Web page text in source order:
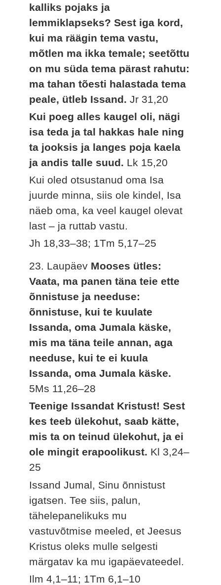
kalliks pojaks ja
lemmiklapseks? Sest iga kord,
kui ma räägin tema vastu,
mõtlen ma ikka temale; seetõttu
on mu süda tema pärast rahutu:
ma tahan tõesti halastada tema
peale, ütleb Issand.Jr 31,20
Kui poeg alles kaugel oli, nägi
isa teda ja tal hakkas hale ning
ta jooksis ja langes poja kaela
ja andis talle suud. Lk 15,20
Kui oled otsustanud oma Isa
juurde minna, siis ole kindel, Isa
näeb oma, ka veel kaugel olevat
last – ja ruttab vastu.
Jh 18,33–38; 1Tm 5,17–25
23. Laupäev Mooses ütles:
Vaata, ma panen täna teie ette
õnnistuse ja needuse:
õnnistuse, kui te kuulate
Issanda, oma Jumala käske,
mis ma täna teile annan, aga
needuse, kui te ei kuula
Issanda, oma Jumala käske.
5Ms 11,26–28
Teenige Issandat Kristust! Sest
kes teeb ülekohut, saab kätte,
mis ta on teinud ülekohut, ja ei
ole mingit erapoolikust. Kl 3,24–
25
Issand Jumal, Sinu õnnistust
igatsen. Tee siis, palun,
tähelepanelikuks mu
vastuvõtmise meeled, et Jeesus
Kristus oleks mulle selgesti
märgatav ka mu igapäevateedel.
Ilm 4,1–11; 1Tm 6,1–10